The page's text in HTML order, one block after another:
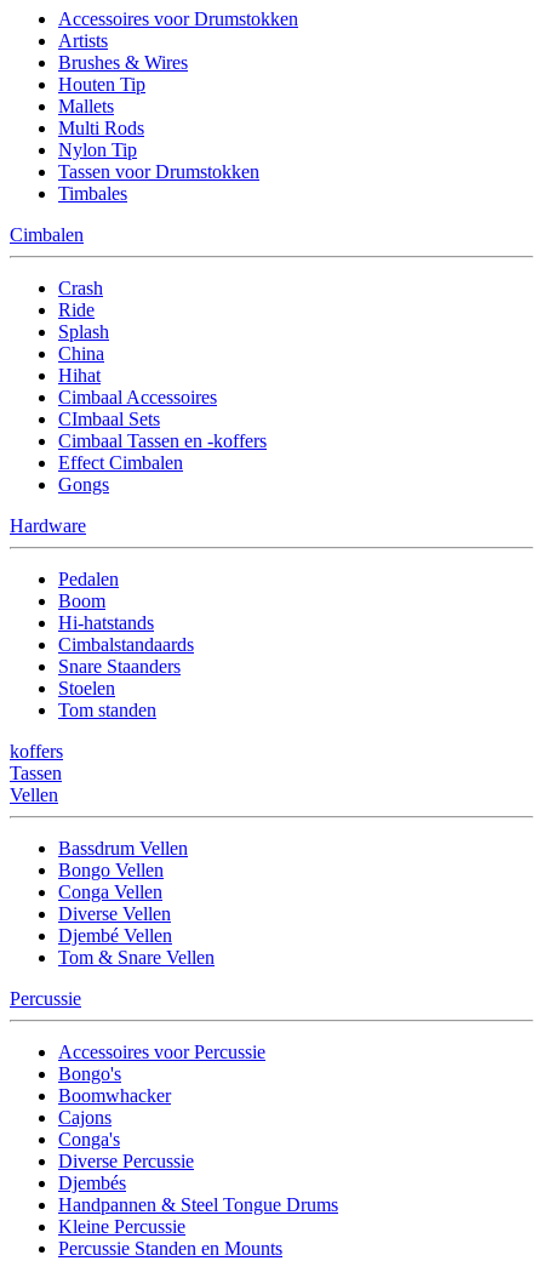
Accessoires voor Drumstokken
Artists
Brushes & Wires
Houten Tip
Mallets
Multi Rods
Nylon Tip
Tassen voor Drumstokken
Timbales
Cimbalen
Crash
Ride
Splash
China
Hihat
Cimbaal Accessoires
CImbaal Sets
Cimbaal Tassen en -koffers
Effect Cimbalen
Gongs
Hardware
Pedalen
Boom
Hi-hatstands
Cimbalstandaards
Snare Staanders
Stoelen
Tom standen
koffers
Tassen
Vellen
Bassdrum Vellen
Bongo Vellen
Conga Vellen
Diverse Vellen
Djembé Vellen
Tom & Snare Vellen
Percussie
Accessoires voor Percussie
Bongo's
Boomwhacker
Cajons
Conga's
Diverse Percussie
Djembés
Handpannen & Steel Tongue Drums
Kleine Percussie
Percussie Standen en Mounts